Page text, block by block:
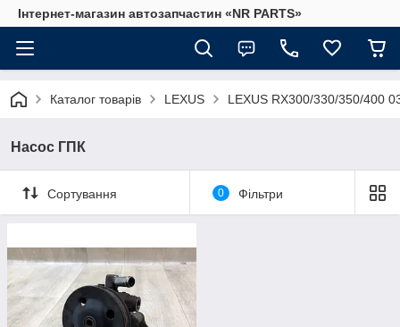
Інтернет-магазин автозапчастин «NR PARTS»
Каталог товарів LEXUS LEXUS RX300/330/350/400
Насос ГПК
Сортування 0 Фільтри